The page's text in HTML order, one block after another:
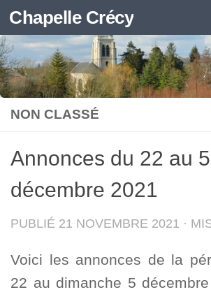
Skip to content
Chapelle Crécy
NON CLASSÉ
Annonces du 22 au 5
décembre 2021
PUBLIÉ 21 NOVEMBRE 2021 ·
Voici les annonces de la
22 au dimanche 5